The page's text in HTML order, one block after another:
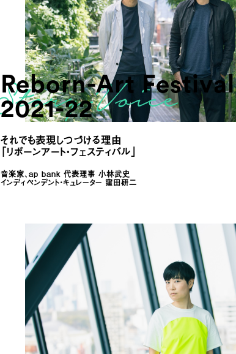
Reborn-Art Festival
2021-22
それでも表現しつづける理由
「リボーンアート・フェスティバル」
音楽家、ap bank 代表理事 小林武史
インディペンデント・キュレーター 窪田研二